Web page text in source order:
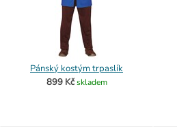
Pánský kostým trpaslík
899 Kč skladem